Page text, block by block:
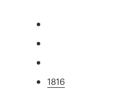
1816